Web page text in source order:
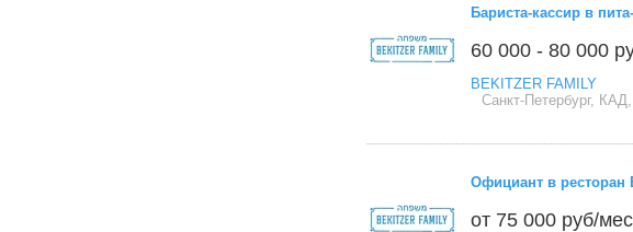
Бариста-кассир в
60 000 - 80 000
BEKITZER FAMILY
Санкт-Петербург,
Официант в ресторан
от 75 000 руб/мес